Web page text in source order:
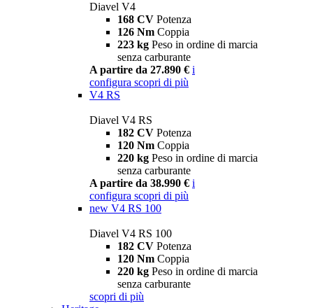
Diavel V4
168 CV Potenza
126 Nm Coppia
223 kg Peso in ordine di marcia
senza carburante
A partire da 27.890 € i
configura scopri di più
V4 RS
Diavel V4 RS
182 CV Potenza
120 Nm Coppia
220 kg Peso in ordine di marcia
senza carburante
A partire da 38.990 € i
configura scopri di più
new V4 RS 100
Diavel V4 RS 100
182 CV Potenza
120 Nm Coppia
220 kg Peso in ordine di marcia
senza carburante
scopri di più